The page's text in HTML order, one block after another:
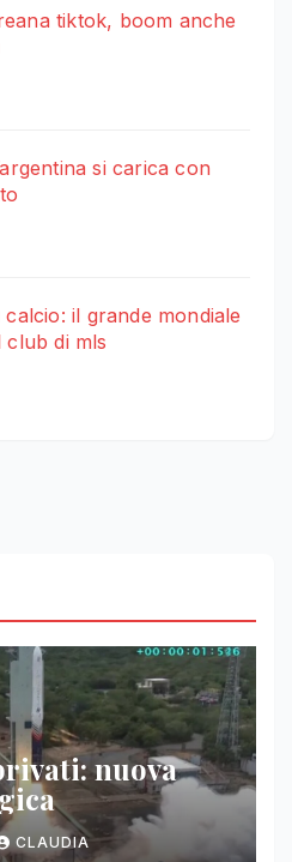
tiktok, boom anche
si carica con
calcio: il grande mondiale
club di mls
nuova
CLAUDIA